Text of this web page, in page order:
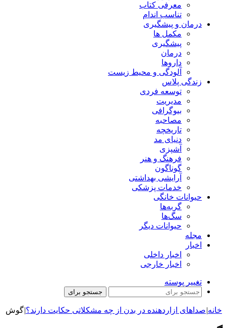
معرفی کتاب
تناسب اندام
درمان و پیشگیری
مکمل ها
پیشگیری
درمان
داروها
آلودگی و محیط زیست
زندگی پلاس
توسعه فردی
مدیریت
بیوگرافی
مصاحبه
تاریخچه
دنیای مد
آشپزی
فرهنگ و هنر
گوناگون
آرایشی بهداشتی
خدمات پزشکی
حیوانات خانگی
گربه‌ها
سگ‌ها
حیوانات دیگر
مجله
اخبار
اخبار داخلی
اخبار خارجی
تغییر پوسته
جستجو برای
خانه|صداهای ازاردهنده در بدن از چه مشکلاتی حکایت دارند؟|گوش